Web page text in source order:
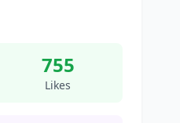
755
Likes